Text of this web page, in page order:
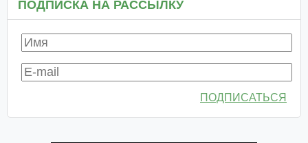
ПОДПИСКА НА РАССЫЛКУ
ПОДПИСАТЬСЯ